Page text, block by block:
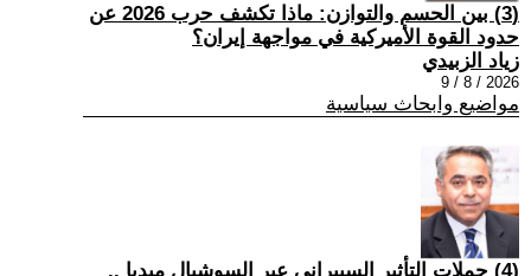
(3) بين الحسم والتوازن: ماذا تكشف حرب 2026 عن
حدود القوة الأميركية في مواجهة إيران؟
زياد الزبيدي
2026 / 8 / 9
مواضيع وابحاث سياسية
(4) حملات التأثير السيبراني عبر السوشيال ميديا ..